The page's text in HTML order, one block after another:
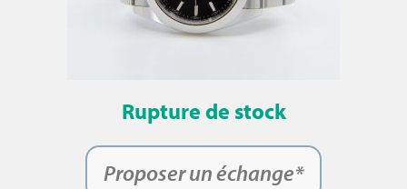
Rupture de stock
Proposer un échange*